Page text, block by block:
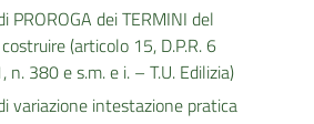
PROROGA dei TERMINI del
(articolo 15, D.P.R. 6
n. 380 e s.m. e i. – T.U. Edilizia)
variazione intestazione pratica